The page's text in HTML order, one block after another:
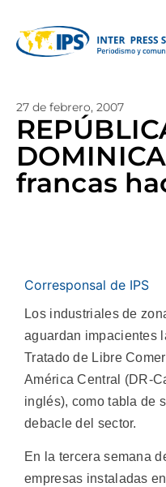
27 de febrero, 2007
francas
Corresponsal de IPS
Los industriales de
aguardan impacientes
Tratado de Libre
América Central (DR-
inglés), como tabla de
debacle del sector.
En la tercera semana
empresas instaladas